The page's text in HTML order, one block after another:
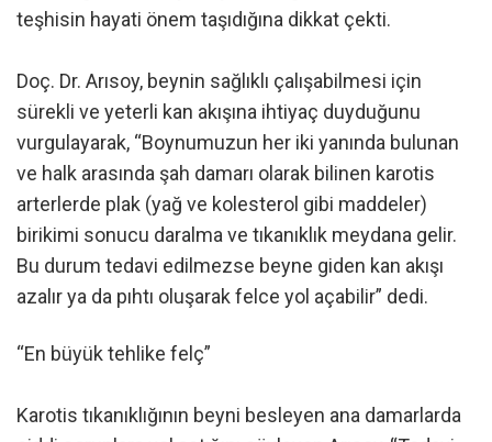
teşhisin hayati önem taşıdığına dikkat çekti.
Doç. Dr. Arısoy, beynin sağlıklı çalışabilmesi için
sürekli ve yeterli kan akışına ihtiyaç duyduğunu
vurgulayarak, “Boynumuzun her iki yanında bulunan
ve halk arasında şah damarı olarak bilinen karotis
arterlerde plak (yağ ve kolesterol gibi maddeler)
birikimi sonucu daralma ve tıkanıklık meydana gelir.
Bu durum tedavi edilmezse beyne giden kan akışı
azalır ya da pıhtı oluşarak felce yol açabilir” dedi.
“En büyük tehlike felç”
Karotis tıkanıklığının beyni besleyen ana damarlarda